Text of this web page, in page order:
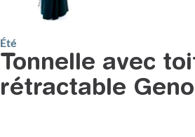
Été
Tonnelle avec
rétractable